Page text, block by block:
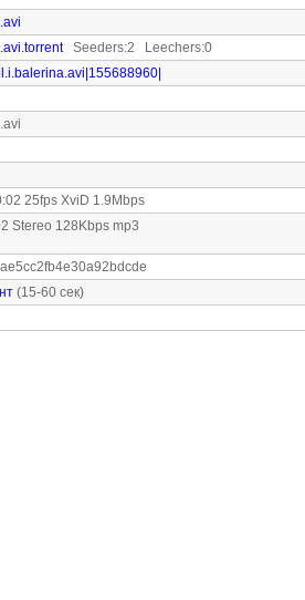
Seeders:2 Leechers:0
25fps XviD 1.9Mbps
Stereo 128Kbps mp3
(15-60 сек)